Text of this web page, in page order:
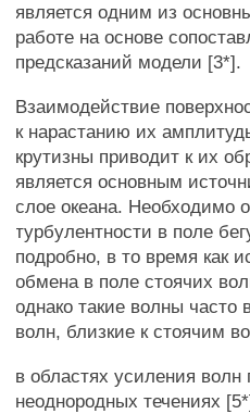
является одним из
работе на основе
предсказаний модели [3*].
Взаимодействие
к нарастанию их
крутизны приводит к их
является основным
слое океана. Необходимо
турбулентности в поле
подробно, в то время как
обмена в поле стоячих
однако такие волны
волн, близкие к стоячим
в областях усиления
неоднородных течениях